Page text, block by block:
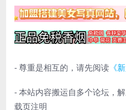
- 尊重是相互的，请先阅读 《
- 本站内容搬运自多个论坛，
载页注明